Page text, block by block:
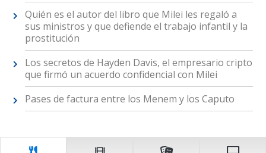
Quién es el autor del libro que Milei les regaló a
sus ministros y que defiende el trabajo infantil y la
prostitución
Los secretos de Hayden Davis, el empresario cripto
que firmó un acuerdo confidencial con Milei
Pases de factura entre los Menem y los Caputo